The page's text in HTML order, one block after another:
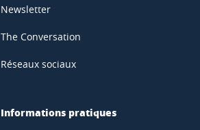
Newsletter
The Conversation
Réseaux sociaux
Informations pratiques